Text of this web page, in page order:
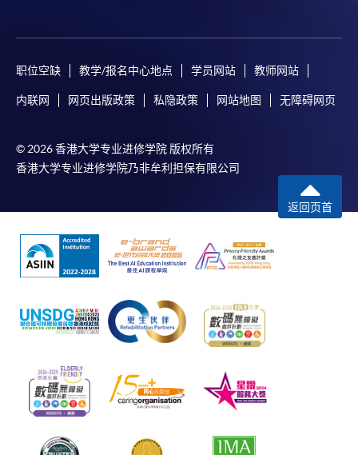
职位空缺 教学/报名中心地点 学员网站 教师网站
内联网 网页出版政策 私隐政策 网站地图 无障碍网页
© 2026 香港大学专业进修学院 版权所有
香港大学专业进修学院乃非牟利担保有限公司
返回页首